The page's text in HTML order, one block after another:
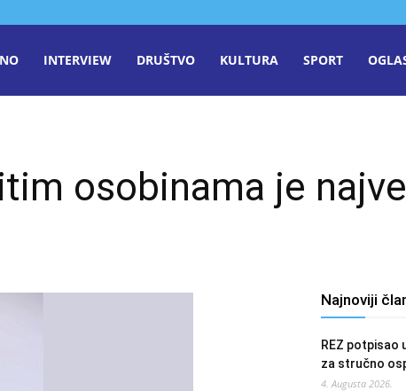
INTERVIEW DRUŠTVO KULTURA SPORT
osobinama je
Najnoviji
REZ potpisao
za stručno
4. Augusta 2026.